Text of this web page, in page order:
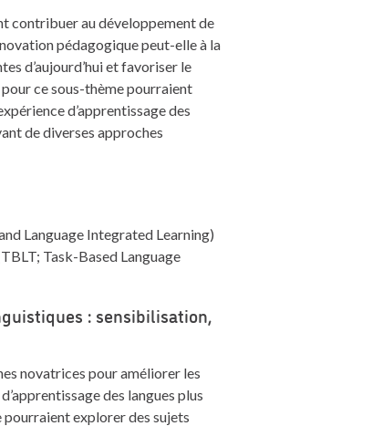
contribuer au développement de
pédagogique peut-elle à la
d’aujourd’hui et favoriser le
ce sous-thème pourraient
d’apprentissage des
de diverses approches
Language Integrated Learning)
Task-Based Language
: sensibilisation,
novatrices pour améliorer les
des langues plus
explorer des sujets